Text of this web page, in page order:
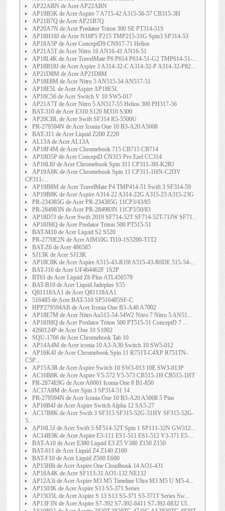
AP22ABN de Acer AP22ABN
AP19B5K de Acer Aspire 7 A715-42 A315-56-57 CB315-3H
AP21B7Q de Acer AP21B7Q
AP20A7N de Acer Predator Triton 300 SE PT314-51S
AP18H18J de Acer N18P5 P215 TMP215-51G Spin3 SP314-53
AP18A5P de Acer ConceptD9 CN917-71 Helios
AP21A5T de Acer Nitro 16 AN16-41 AN16-51
AP18L4K de Acer TravelMate P6 P614 P614-51-G2 TMP614-51-...
AP18B18J de Acer Aspire 3 A314-32-C A314-32-P A314-32-P82...
AP21D8M de Acer AP21D8M
AP18E8M de Acer Nitro 5 AN515-54 AN517-51
AP18E5L de Acer Aspire AP18E5L
AP16C56 de Acer Switch V 10 SW5-017
AP21A7T de Acer Nitro 5 AN517-55 Helios 300 PH317-56
BAT-310 de Acer E310 S120 M310 S300
AP20CBL de Acer Swift SF314 R5-5500U
PR-279594N de Acer Iconia One 10 B3-A20 A5008
BAT-311 de Acer Liquid Z200 Z220
AL13A de Acer AL13A
AP18F4M de Acer Chromebook 715 CB715 CB714
AP19D5P de Acer ConceptD CN315 Pro Ezel CC314
AP16L8J de Acer Chromebook Spin 311 CP311-3H-K2RJ
AP19A8K de Acer Chromebook Spin 11 CP311-1HN-C2DV
CP311-...
AP19B8M de Acer TravelMate P4 TMP414-51 Swift 3 SF314-59
AP19B8K de Acer Aspire A314-22 A314-22G A315-23 A315-23G
PR-234385G de Acer PR-234385G 11CP3/43/85
PR-284983N de Acer PR-284983N 11CP3/50/83
AP18D7J de Acer Swift 2019 SF714-52T SF714-52T-71JW SF71...
AP18JHQ de Acer Predator Triton 500 PT515-51
BAT-M10 de Acer Liquid S2 S520
PR-2770E2N de Acer AIM10G TI10-1S5200-T1T2
BAT-Z6 de Acer 486585
SJ13K de Acer SJ13K
AP18C8K de Acer Aspire A515-43-R19l A515-43-R6DE 515-54-...
BAT-J10 de Acer UF464462F 1S2P
BT61 de Acer Liquid Z6 Plus ATL456579
BAT-B10 de Acer Liquid Jadeplus S55
Q81118AA1 de Acer Q81118AA1
516485 de Acer BAT-510 SP516485SF-C
HPP279594AB de Acer Iconia One B3-A40 A7002
AP18E7M de Acer Nitro An515-54-54W2 Nitro 7 Nitro 5 AN51...
AP18JHQ de Acer Predator Triton 500 PT515-51 ConceptD 7 ...
4260124P de Acer One 10 S1002
SQU-1706 de Acer Chromebook Tab 10
AP14A4M de Acer iconia 10 A3-A30 Switch 10 SW5-012
AP16K4J de Acer Chromebook Spin 11 R751T-C4XP R751TN-
C5P...
AP15A3R de Acer Aspire Switch 10 SW3-013 10E SW3-013P
AC16B8K de Acer Aspire V5-572 V5-573 CB515-1H CB515-1HT
PR-2874E9G de Acer A6001 Iconia One 8 B1-850
AC17A8M de Acer Spin 3 SP314-51 14
PR-279594N de Acer Iconia One 10 B3-A20 A5008 5 Pins
AP16B4J de Acer Aspire Switch Alpha 12 SA5-27
AC17B8K de Acer Swift 3 SF315 SF315-52G-51HV SF315-52G-
5...
AP16L5J de Acer Swift 5 SF514-52T Spin 1 SP111-32N GW312...
AC14B3K de Acer Aspire E3-111 ES1-511 ES1-512 V3-371 E5-...
BAT-A10 de Acer E380 Liquid E3 Z5 V380 Z150 Z150
BAT-611 de Acer Liquid Z4 Z140 Z160
BAT-F10 de Acer Liquid Z500 E600
AP15H8i de Acer Aspire One Cloudbook 14 AO1-431
AP16A4K de Acer SF113-31 AO1-132 NE132
AP12A3i de Acer Aspire M3 M5 Timeline Ultra M3 M5 U M5-4...
AP1503K de Acer Aspire S13 S5-371 Series
AP15O5L de Acer Aspire S 13 S13 S5-371 S5-371T Series Sw...
AP13F3N de Acer Aspire S7-392 S7-392-6411 S7-392-6832 Ul...